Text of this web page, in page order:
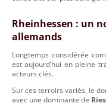
Rheinhessen : un
allemands
Longtemps considérée
est aujourd’hui en pleine
acteurs clés.
Sur ces terroirs variés, le
avec une dominante de